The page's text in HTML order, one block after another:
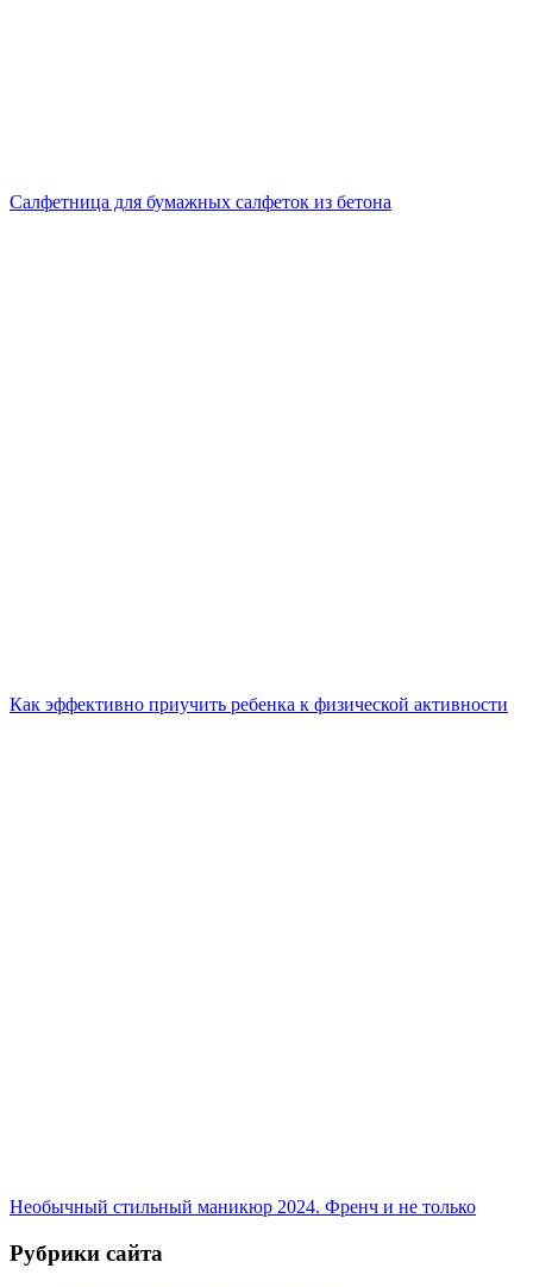
Салфетница для бумажных салфеток из бетона
Как эффективно приучить ребенка к физической активности
Необычный стильный маникюр 2024. Френч и не только
Рубрики сайта